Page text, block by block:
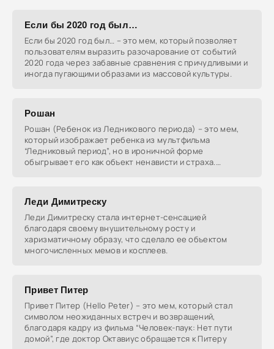
Если бы 2020 год был…
Если бы 2020 год был… – это мем, который позволяет
пользователям выразить разочарование от событий
2020 года через забавные сравнения с причудливыми и
иногда пугающими образами из массовой культуры.
Рошан
Рошан (Ребенок из Ледникового периода) – это мем,
который изображает ребенка из мультфильма
“Ледниковый период”, но в ироничной форме
обыгрывает его как объект ненависти и страха.
Леди Димитреску
Леди Димитреску стала интернет-сенсацией
благодаря своему внушительному росту и
харизматичному образу, что сделало ее объектом
многочисленных мемов и косплеев.
Привет Питер
Привет Питер (Hello Peter) – это мем, который стал
символом неожиданных встреч и возвращений,
благодаря кадру из фильма “Человек-паук: Нет пути
домой”, где доктор Октавиус обращается к Питеру